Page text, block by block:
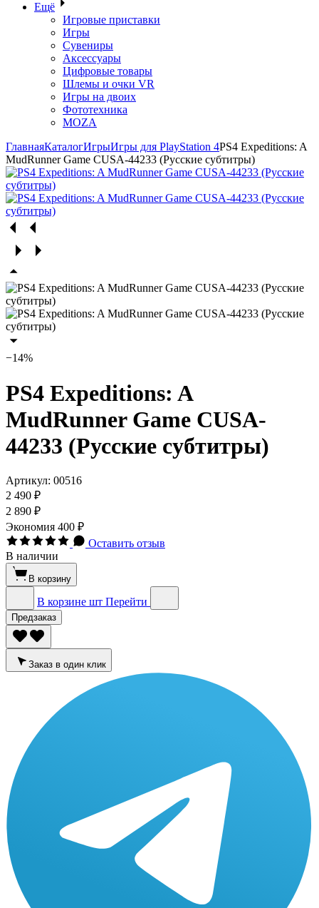
Ещё
Игровые приставки
Игры
Сувениры
Аксессуары
Цифровые товары
Шлемы и очки VR
Игры на двоих
Фототехника
MOZA
ГлавнаяКаталогИгрыИгры для PlayStation 4PS4 Expeditions: A
MudRunner Game CUSA-44233 (Русские субтитры)
−14%
PS4 Expeditions: A
MudRunner Game CUSA-
44233 (Русские субтитры)
Артикул: 00516
2 490 ₽
2 890 ₽
Экономия 400 ₽
Оставить отзыв
В наличии
В корзину
В корзине шт Перейти
Предзаказ
Заказ в один клик